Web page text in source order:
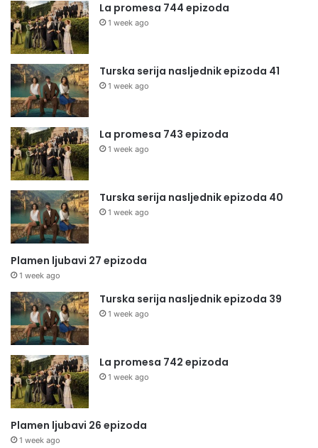
La promesa 744 epizoda
1 week ago
Turska serija nasljednik epizoda 41
1 week ago
La promesa 743 epizoda
1 week ago
Turska serija nasljednik epizoda 40
1 week ago
Plamen ljubavi 27 epizoda
1 week ago
Turska serija nasljednik epizoda 39
1 week ago
La promesa 742 epizoda
1 week ago
Plamen ljubavi 26 epizoda
1 week ago